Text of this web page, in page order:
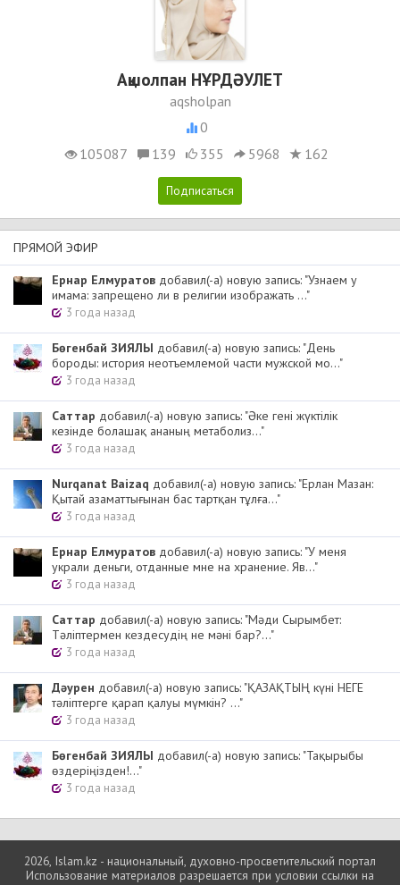
Ақшолпан НҰРДӘУЛЕТ
aqsholpan
0
105087
139 355 5968 162
ПРЯМОЙ ЭФИР
Ернар Елмуратов добавил(-а) новую запись: "Узнаем у
имама: запрещено ли в религии изображать ..."
3 года назад
Бөгенбай ЗИЯЛЫ добавил(-а) новую запись: "День
бороды: история неотъемлемой части мужской мо..."
3 года назад
Cаттар добавил(-а) новую запись: "Әке гені жүктілік
кезінде болашақ ананың метаболиз..."
3 года назад
Nurqanat Baizaq добавил(-а) новую запись: "Ерлан Мазан:
Қытай азаматтығынан бас тартқан тұлға..."
3 года назад
Ернар Елмуратов добавил(-а) новую запись: "У меня
украли деньги, отданные мне на хранение. Яв..."
3 года назад
Cаттар добавил(-а) новую запись: "Мәди Сырымбет:
Тәліптермен кездесудің не мәні бар?..."
3 года назад
Дәурен добавил(-а) новую запись: "ҚАЗАҚТЫҢ күні НЕГЕ
тәліптерге қарап қалуы мүмкін? ..."
3 года назад
Бөгенбай ЗИЯЛЫ добавил(-а) новую запись: "Тақырыбы
өздеріңізден!..."
3 года назад
2026, Islam.kz - национальный, духовно-просветительский портал
Использование материалов разрешается при условии ссылки на